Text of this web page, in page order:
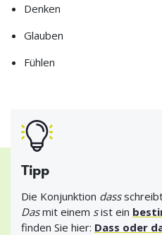
Denken
Glauben
Fühlen
Tipp
Die Konjunktion dass
Dasmit einem sist ein
finden Sie hier: Dass oder